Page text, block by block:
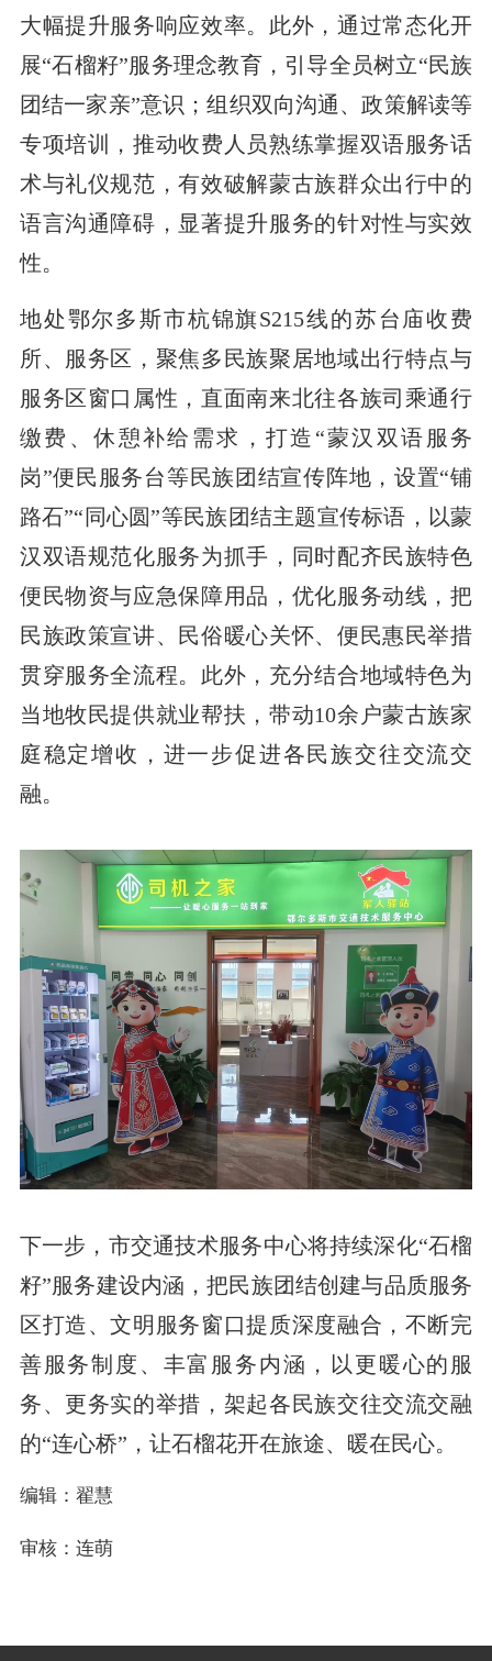
大幅提升服务响应效率。此外，通过常态化开
展“石榴籽”服务理念教育，引导全员树立“民族
团结一家亲”意识；组织双向沟通、政策解读等
专项培训，推动收费人员熟练掌握双语服务话
术与礼仪规范，有效破解蒙古族群众出行中的
语言沟通障碍，显著提升服务的针对性与实效
性。
地处鄂尔多斯市杭锦旗S215线的苏台庙收费
所、服务区，聚焦多民族聚居地域出行特点与
服务区窗口属性，直面南来北往各族司乘通行
缴费、休憩补给需求，打造“蒙汉双语服务
岗”便民服务台等民族团结宣传阵地，设置“铺
路石”“同心圆”等民族团结主题宣传标语，以蒙
汉双语规范化服务为抓手，同时配齐民族特色
便民物资与应急保障用品，优化服务动线，把
民族政策宣讲、民俗暖心关怀、便民惠民举措
贯穿服务全流程。此外，充分结合地域特色为
当地牧民提供就业帮扶，带动10余户蒙古族家
庭稳定增收，进一步促进各民族交往交流交
融。
下一步，市交通技术服务中心将持续深化“石榴
籽”服务建设内涵，把民族团结创建与品质服务
区打造、文明服务窗口提质深度融合，不断完
善服务制度、丰富服务内涵，以更暖心的服
务、更务实的举措，架起各民族交往交流交融
的“连心桥”，让石榴花开在旅途、暖在民心。
编辑：翟慧
审核：连萌